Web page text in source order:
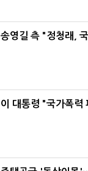
송영길 측 "정청래,
이 대통령 "국가폭력